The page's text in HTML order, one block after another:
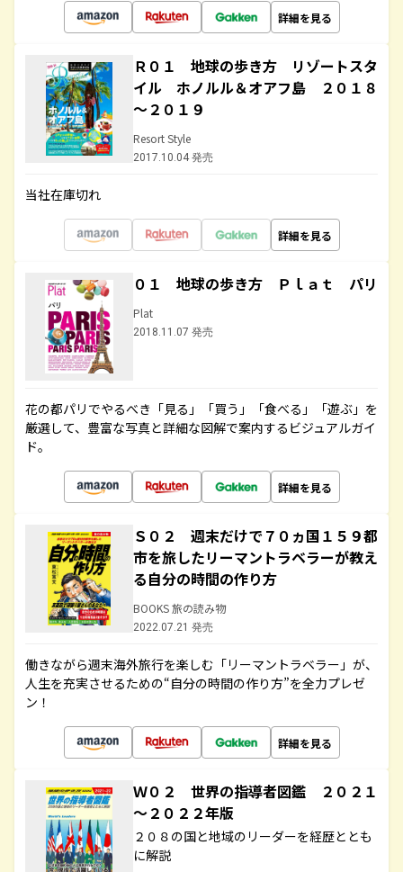
詳細を見る
Ｒ０１ 地球の歩き方 リゾートスタ
イル ホノルル＆オアフ島 ２０１８
～２０１９
Resort Style
2017.10.04 発売
当社在庫切れ
詳細を見る
０１ 地球の歩き方 Ｐｌａｔ パリ
Plat
2018.11.07 発売
花の都パリでやるべき「見る」「買う」「食べる」「遊ぶ」を
厳選して、豊富な写真と詳細な図解で案内するビジュアルガイ
ド。
詳細を見る
Ｓ０２ 週末だけで７０ヵ国１５９都
市を旅したリーマントラベラーが教え
る自分の時間の作り方
BOOKS 旅の読み物
2022.07.21 発売
働きながら週末海外旅行を楽しむ「リーマントラベラー」が、
人生を充実させるための“自分の時間の作り方”を全力プレゼ
ン！
詳細を見る
Ｗ０２ 世界の指導者図鑑 ２０２１
～２０２２年版
２０８の国と地域のリーダーを経歴ととも
に解説